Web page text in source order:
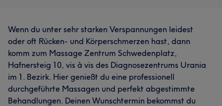
Wenn du unter sehr starken Verspannungen leidest
oder oft Rücken- und Körperschmerzen hast, dann
komm zum Massage Zentrum Schwedenplatz,
Hafnersteig 10, vis à vis des Diagnosezentrums Urania
im 1. Bezirk. Hier genießt du eine professionell
durchgeführte Massagen und perfekt abgestimmte
Behandlungen. Deinen Wunschtermin bekommst du